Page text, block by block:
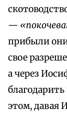
—
прибыли они
свое
а через
благодарить
этом, давая